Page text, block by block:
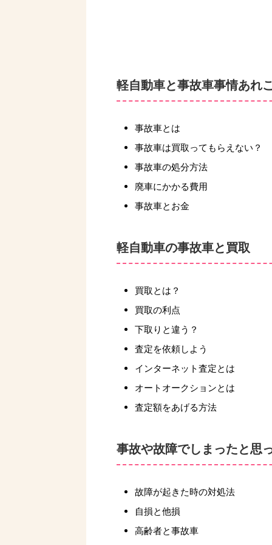
軽自動車と事故車事情あれ
事故車とは
事故車は買取ってもらえない？
事故車の処分方法
廃車にかかる費用
事故車とお金
軽自動車の事故車と買取
買取とは？
買取の利点
下取りと違う？
査定を依頼しよう
インターネット査定とは
オートオークションとは
査定額をあげる方法
事故や故障でしまったと思
故障が起きた時の対処法
自損と他損
高齢者と事故車